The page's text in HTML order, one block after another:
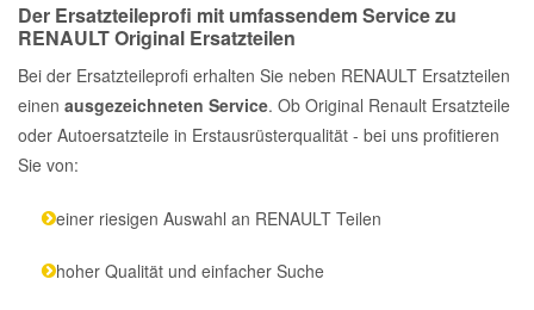
Der Ersatzteileprofi mit umfassendem Service zu
RENAULT Original Ersatzteilen
Bei der Ersatzteileprofi erhalten Sie neben RENAULT Ersatzteilen
einen ausgezeichneten Service. Ob Original Renault Ersatzteile
oder Autoersatzteile in Erstausrüsterqualität - bei uns profitieren
Sie von:
einer riesigen Auswahl an RENAULT Teilen
hoher Qualität und einfacher Suche